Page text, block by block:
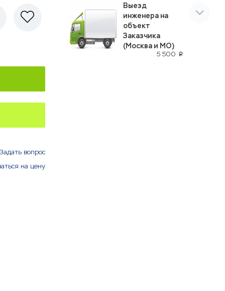
вопрос
на цену
5 500 p
Выезд
инженера на
объект
Заказчика
(Москва и МО)